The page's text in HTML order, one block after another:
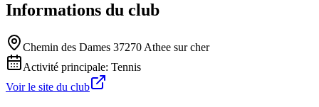
Informations du club
Chemin des Dames 37270 Athee sur cher
Activité principale: Tennis
Voir le site du club